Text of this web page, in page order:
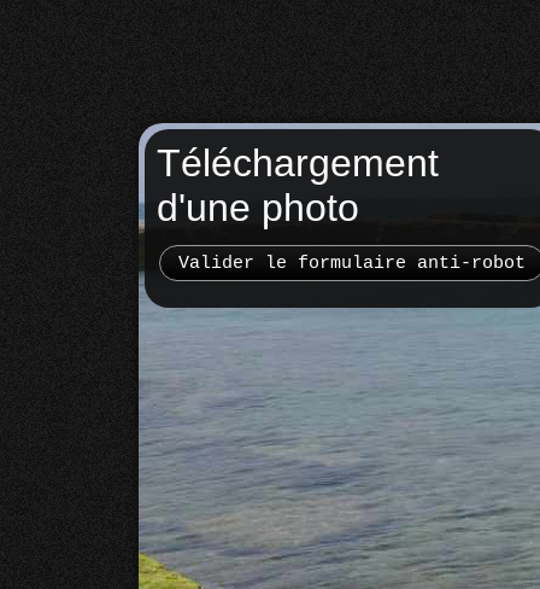
Téléchargement
d'une photo